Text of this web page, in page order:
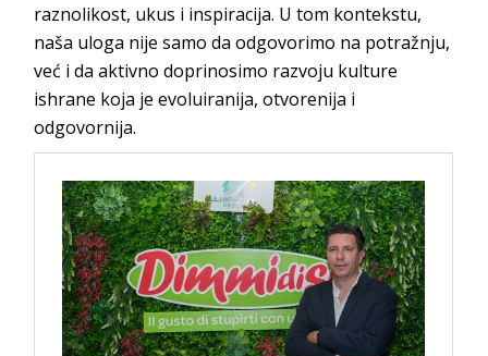
raznolikost, ukus i inspiracija. U tom kontekstu,
naša uloga nije samo da odgovorimo na potražnju,
već i da aktivno doprinosimo razvoju kulture
ishrane koja je evoluiranija, otvorenija i
odgovornija.